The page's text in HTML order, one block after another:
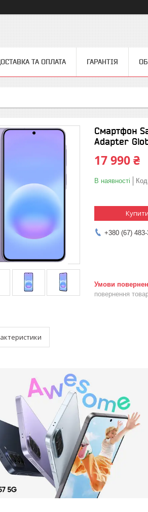
ТА ОПЛАТА ГАРАНТІЯ
Смартфон
Adapter
17 990 ₴
В наявності
Купити
+380 (67)
повернення